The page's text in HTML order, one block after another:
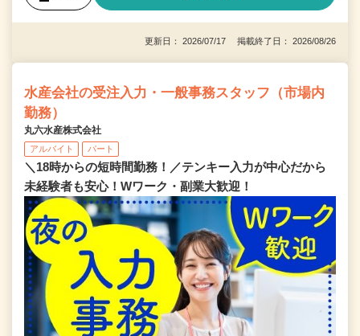
更新日： 2026/07/17 掲載終了日： 2026/08/26
水産会社の受注入力・一般事務スタッフ（市場内
勤務）
丸六水産株式会社
アルバイト パート
＼18時からの短時間勤務！／テンキー入力が中心だから
未経験者も安心！Wワーク・副業大歓迎！